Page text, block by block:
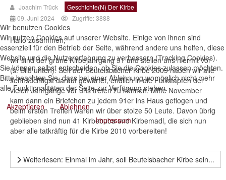
Joachim Trück
Geschichte(n) Der Kirbe
09. Juni 2024
Zugriffe: 3888
Hallo zusammen,
wir sind der grüne Kirbejahrgang 91 und stellen uns hiermit vor
(s. Bild unten). Seit der Beutelsbacher Kirbe 2009 haben wir alle
sehnsüchtigst darauf gewartet, endlich in die Fußstapfen der
vielen Jahrgänge vor uns treten zu können. Mitte November
kam dann ein Briefchen zu jedem 91er ins Haus geflogen und
beim ersten Treffen waren wir über stolze 50 Leute. Davon übrig
geblieben sind nun 41 Kirbebuba und Kirbemadl, die sich nun
aber alle tatkräftig für die Kirbe 2010 vorbereiten!
Weiterlesen: Einmal im Jahr, soll Beutelsbacher Kirbe sein...
Wir benutzen Cookies
Wir nutzen Cookies auf unserer Website. Einige von ihnen sind
essenziell für den Betrieb der Seite, während andere uns helfen, diese
Website und die Nutzererfahrung zu verbessern (Tracking Cookies).
Sie können selbst entscheiden, ob Sie die Cookies zulassen möchten.
Bitte beachten Sie, dass bei einer Ablehnung womöglich nicht mehr
alle Funktionalitäten der Seite zur Verfügung stehen.
Akzeptieren
Ablehnen
Impressum